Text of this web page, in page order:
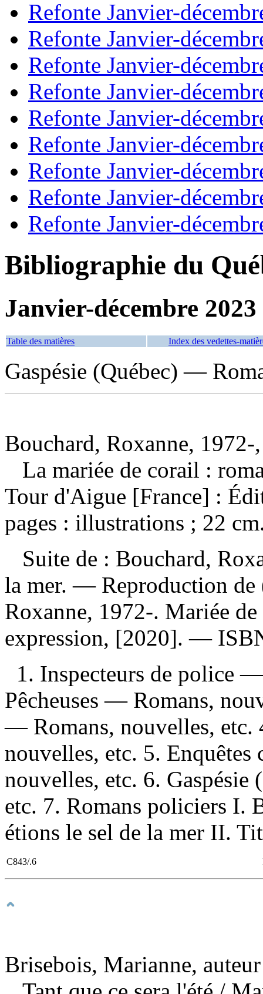
Refonte Janvier-
Refonte Janvier-
Refonte Janvier-
Refonte Janvier-
Refonte Janvier-
Refonte Janvier-
Refonte Janvier-
Refonte Janvier-
Refonte Janvier-
Bibliographie du
Janvier-décembre 2023
Table des matières Index des vedettes-
Gaspésie (Québec) —
Bouchard, Roxanne, 1972-
La mariée de corail :
Tour d'Aigue [France] :
pages : illustrations ; 22
Suite de : Bouchard,
la mer. — Reproduction
Roxanne, 1972-. Mariée
expression, [2020]. —
1. Inspecteurs de police
Pêcheuses — Romans,
— Romans, nouvelles,
nouvelles, etc. 5.
nouvelles, etc. 6.
etc. 7. Romans policiers I.
étions le sel de la mer II.
C843/.6
Brisebois, Marianne, auteur